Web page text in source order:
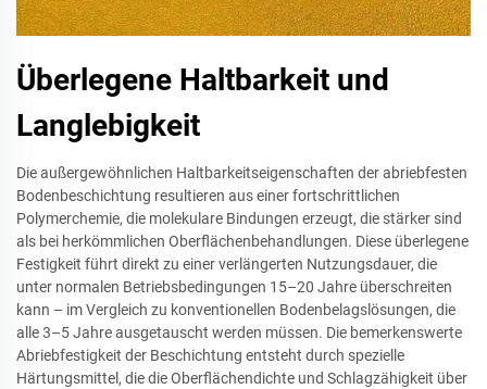
Überlegene Haltbarkeit und
Langlebigkeit
Die außergewöhnlichen Haltbarkeitseigenschaften der abriebfesten
Bodenbeschichtung resultieren aus einer fortschrittlichen
Polymerchemie, die molekulare Bindungen erzeugt, die stärker sind
als bei herkömmlichen Oberflächenbehandlungen. Diese überlegene
Festigkeit führt direkt zu einer verlängerten Nutzungsdauer, die
unter normalen Betriebsbedingungen 15–20 Jahre überschreiten
kann – im Vergleich zu konventionellen Bodenbelagslösungen, die
alle 3–5 Jahre ausgetauscht werden müssen. Die bemerkenswerte
Abriebfestigkeit der Beschichtung entsteht durch spezielle
Härtungsmittel, die die Oberflächendichte und Schlagzähigkeit über